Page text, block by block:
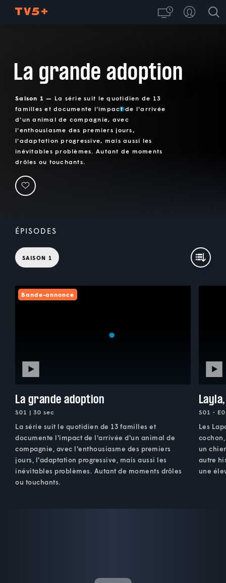
La grande adoption
Saison 1 — La série suit le quotidien de 13
familles et documente l'impact de l'arrivée
d'un animal de compagnie, avec
l'enthousiasme des premiers jours,
l'adaptation progressive, mais aussi les
inévitables problèmes. Autant de moments
drôles ou touchants.
ÉPISODES
SAISON 1
Bande-annonce
La grande adoption
S01 | 30 sec
La série suit le quotidien de 13 familles et
documente l'impact de l'arrivée d'un animal de
compagnie, avec l'enthousiasme des premiers
jours, l'adaptation progressive, mais aussi les
inévitables problèmes. Autant de moments drôles
ou touchants.
S01 •
Les
un
autre
une